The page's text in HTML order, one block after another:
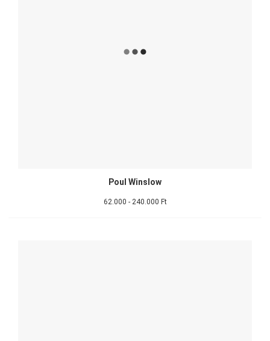
Poul Winslow
62.000 - 240.000 Ft